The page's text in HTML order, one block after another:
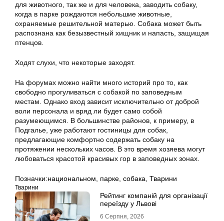
для животного, так же и для человека, заводить собаку,
когда в парке рождаются небольшие животные,
охраняемые решительной матерью. Собака может быть
распознана как безызвестный хищник и напасть, защищая
птенцов.
Ходят слухи, что некоторые заходят.
На форумах можно найти много историй про то, как
свободно прогуливаться с собакой по заповедным
местам. Однако вход зависит исключительно от доброй
воли персонала и вряд ли будет само собой
разумеющимся. В большинстве районов, к примеру, в
Подгалье, уже работают гостиницы для собак,
предлагающие комфортно содержать собаку на
протяжении нескольких часов. В это время хозяева могут
любоваться красотой красивых гор в заповедных зонах.
Позначки:национальном парке собака Тварини
Тварини
Рейтинг компаній для організації
переїзду у Львові
6 Серпня, 2026